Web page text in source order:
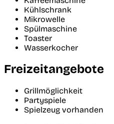
Kühlschrank
Mikrowelle
Spülmaschine
Toaster
Wasserkocher
Freizeitangebote
Grillmöglichkeit
Partyspiele
Spielzeug vorhanden